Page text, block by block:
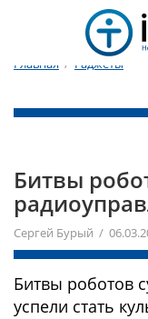
Главная / Гаджеты
Битвы
Сергей Бурый /
Битвы роботов
успели стать